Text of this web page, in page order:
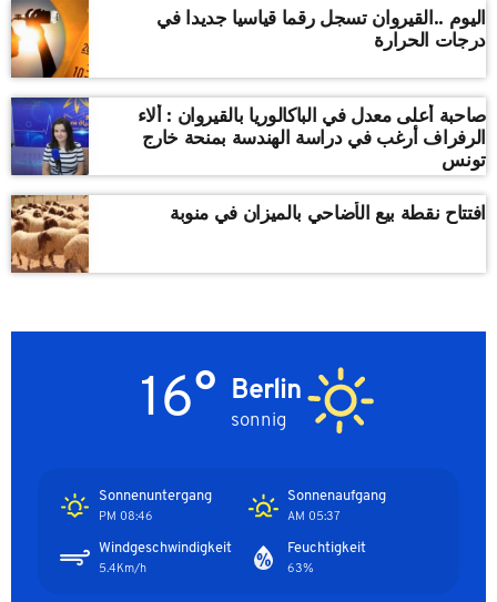
اليوم ..القيروان تسجل رقما قياسيا جديدا في
درجات الحرارة
صاحبة أعلى معدل في الباكالوريا بالقيروان : ألاء
الرفراف أرغب في دراسة الهندسة بمنحة خارج
تونس
افتتاح نقطة بيع الأضاحي بالميزان في منوبة
Berlin
sonnig
16°
Sonnenaufgang
05:37 AM
Sonnenuntergang
08:46 PM
Feuchtigkeit
63%
Windgeschwindigkeit
5.4Km/h